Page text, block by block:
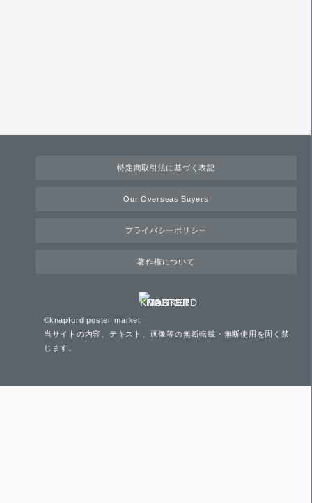
特定商取引法に基づく表記
Our Overseas Buyers
プライバシーポリシー
著作権について
©knapford poster market
当サイトの内容、テキスト、画像等の無断転載・無断使用を固く禁
じます。